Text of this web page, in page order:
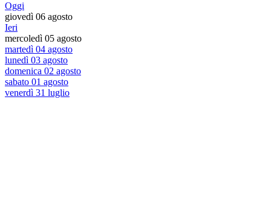
Oggi
giovedì 06 agosto
Ieri
mercoledì 05 agosto
martedì 04 agosto
lunedì 03 agosto
domenica 02 agosto
sabato 01 agosto
venerdì 31 luglio